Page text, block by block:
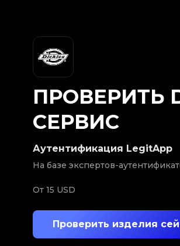
Проверить изделия
Аутентификация LegitApp
На базе экспертов-
От 15 USD
ПРОВЕРИТЬ
СЕРВИС